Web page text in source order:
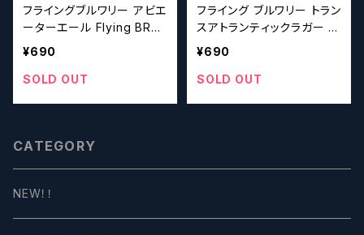
フライングブルワリー アビエ
ーターエール Flying BRE
WERY Aviator Ale
¥690
SOLD OUT
フライング ブルワリー トラン
スアトランティックラガー Fl
ying BREWERY Transatr
¥690
SOLD OUT
CATEGORY
NEW！！